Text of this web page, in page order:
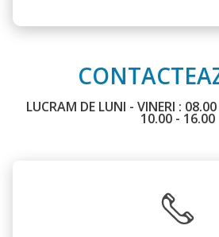
LUCRAM DE LUNI - VINERI :
10.00 - 16.00